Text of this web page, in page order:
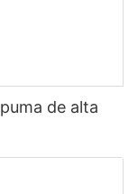
de alta